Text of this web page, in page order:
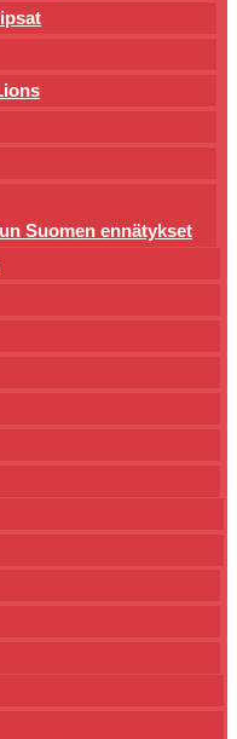
Suomen ennätykset